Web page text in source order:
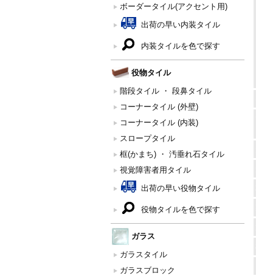
ボーダータイル(アクセント用)
出荷の早い内装タイル
内装タイルを色で探す
役物タイル
階段タイル ・ 段鼻タイル
コーナータイル (外壁)
コーナータイル (内装)
スロープタイル
框(かまち) ・ 汚垂れ石タイル
視覚障害者用タイル
出荷の早い役物タイル
役物タイルを色で探す
ガラス
ガラスタイル
ガラスブロック